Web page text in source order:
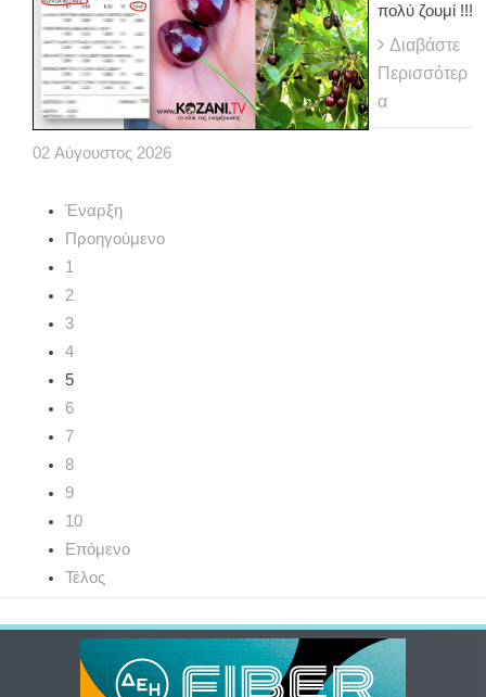
πολύ ζουμί !!!
Διαβάστε
Περισσότερ
α
02 Αύγουστος 2026
Έναρξη
Προηγούμενο
1
2
3
4
5
6
7
8
9
10
Επόμενο
Τέλος